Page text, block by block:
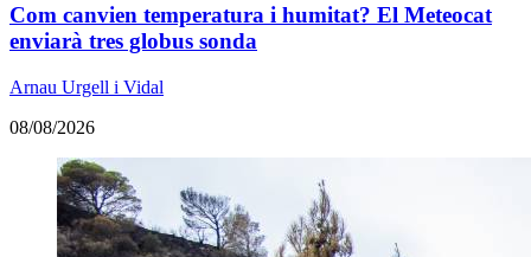
Com canvien temperatura i humitat? El Meteocat
enviarà tres globus sonda
Arnau Urgell i Vidal
08/08/2026